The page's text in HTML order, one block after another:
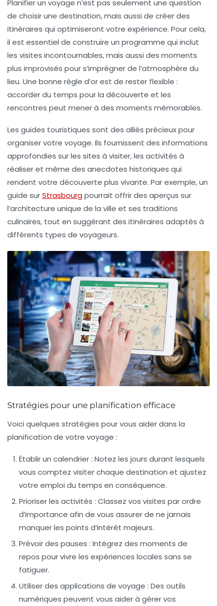
Planifier un voyage n’est pas seulement une question
de choisir une destination, mais aussi de créer des
itinéraires qui optimiseront votre expérience. Pour cela,
il est essentiel de construire un programme qui inclut
les visites incontournables, mais aussi des moments
plus improvisés pour s’imprégner de l’atmosphère du
lieu. Une bonne règle d’or est de rester flexible :
accorder du temps pour la découverte et les
rencontres peut mener à des moments mémorables.
Les guides touristiques sont des alliés précieux pour
organiser votre voyage. Ils fournissent des informations
approfondies sur les sites à visiter, les activités à
réaliser et même des anecdotes historiques qui
rendent votre découverte plus vivante. Par exemple, un
guide surStrasbourgpourrait offrir des aperçus sur
l’architecture unique de la ville et ses traditions
culinaires, tout en suggérant des itinéraires adaptés à
différents types de voyageurs.
Stratégies pour une planification efficace
Voici quelques stratégies pour vous aider dans la
planification de votre voyage :
Établir un calendrier : Notez les jours durant lesquels
vous comptez visiter chaque destination et ajustez
votre emploi du temps en conséquence.
Prioriser les activités : Classez vos visites par ordre
d’importance afin de vous assurer de ne jamais
manquer les points d’intérêt majeurs.
Prévoir des pauses : Intégrez des moments de
repos pour vivre les expériences locales sans se
fatiguer.
Utiliser des applications de voyage : Des outils
numériques peuvent vous aider à gérer vos